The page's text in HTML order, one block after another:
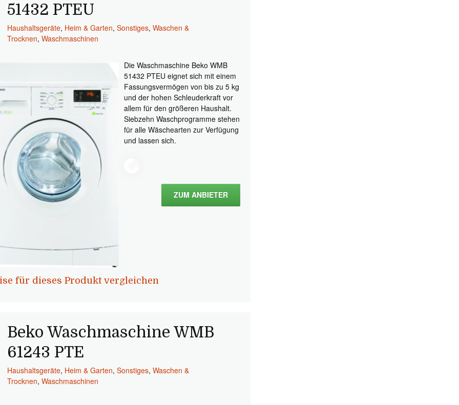
51432 PTEU
Haushaltsgeräte, Heim & Garten,Sonstiges,Waschen &
Trocknen,Waschmaschinen
Die Waschmaschine Beko WMB
51432 PTEU eignet sich mit einem
Fassungsvermögen von bis zu 5 kg
und der hohen Schleuderkraft vor
allem für den größeren Haushalt.
Siebzehn Waschprogramme stehen
für alle Wäschearten zur Verfügung
und lassen sich.
ZUM ANBIETER
für dieses Produkt vergleichen
Beko Waschmaschine WMB
61243 PTE
Haushaltsgeräte, Heim & Garten,Sonstiges,Waschen &
Trocknen,Waschmaschinen